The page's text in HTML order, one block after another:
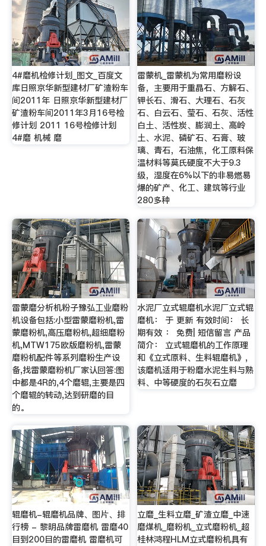
4#磨机检修计划_图文_百度文
库日照京华新型建材厂矿渣粉车
间2011年 日照京华新型建材厂
矿渣粉车间2011年3月16号检
修计划 2011 16号检修计划
4#磨 机械 磨
雷蒙机_雷蒙机为常用磨粉设
备，主要用于重晶石、方解石、
钾长石、滑石、大理石、石灰
石、白云石、莹石、石灰、活性
白土、活性炭、膨润土、高岭
土、水泥、磷矿石、石膏、玻
璃、青石，石油焦，化工原料保
温材料等莫氏硬度不大于9.3
级，湿度在6%以下的非易燃易
爆的矿产、化工、建筑等行业
280多种
雷蒙磨分析机粉子豫弘工业磨粉
机设备包括:小型雷蒙磨粉机,雷
蒙磨粉机,高压磨粉机,超细磨粉
机,MTW175欧版磨粉机,雷蒙
磨粉机配件等系列磨粉生产设
备,找雷蒙磨粉机厂家认回答:图
中都是4R的,4个磨辊,主要是四
个磨辊的转动,达到研磨的目
的。
水泥厂立式辊磨机水泥厂立式辊
磨机： 于 更新 有效时间： 长
期有效 ： 免费| 短信留言 产品
简介： 立式辊磨机的工作原理
和《立式原料、生料辊磨机》,
该磨机适用于粉磨水泥生料与熟
料、中等硬度的石灰石立磨
辊磨机-辊磨机品牌、图片、排
行榜 - 黎明品牌雷磨机 雷磨40
目到200目的雷磨机 雷磨机可
立磨_生料立磨_矿渣立磨_中速
磨煤机_磨粉机_立式磨粉机_超
桂林鸿程HLM立式磨粉机具有